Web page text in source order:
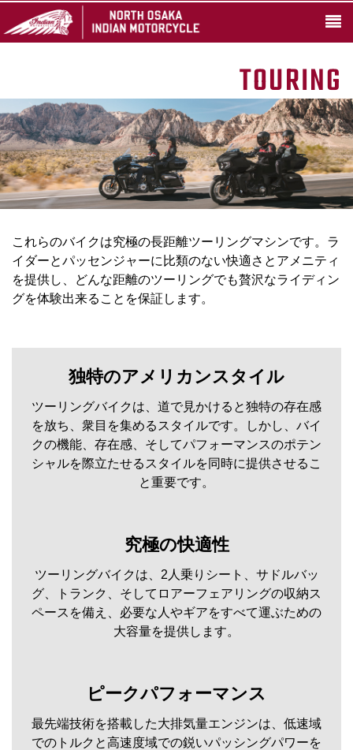
TOURING
これらのバイクは究極の長距離ツーリングマシンです。ラ
イダーとパッセンジャーに比類のない快適さとアメニティ
を提供し、どんな距離のツーリングでも贅沢なライディン
グを体験出来ることを保証します。
独特のアメリカンスタイル
ツーリングバイクは、道で見かけると独特の存在感
を放ち、衆目を集めるスタイルです。しかし、バイ
クの機能、存在感、そしてパフォーマンスのポテン
シャルを際立たせるスタイルを同時に提供させるこ
と重要です。
究極の快適性
ツーリングバイクは、2人乗りシート、サドルバッ
グ、トランク、そしてロアーフェアリングの収納ス
ペースを備え、必要な人やギアをすべて運ぶための
大容量を提供します。
ピークパフォーマンス
最先端技術を搭載した大排気量エンジンは、低速域
でのトルクと高速度域での鋭いパッシングパワーを